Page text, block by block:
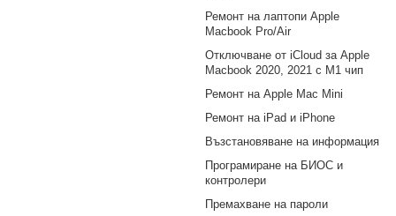
Ремонт на лаптопи Apple
Macbook Pro/Air
Отключване от iCloud за Apple
Macbook 2020, 2021 с M1 чип
Ремонт на Apple Mac Mini
Ремонт на iPad и iPhone
Възстановяване на информация
Програмиране на БИОС и
контролери
Премахване на пароли